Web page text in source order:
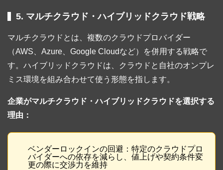
5. マルチクラウド・ハイブリッドクラウド戦略
マルチクラウドとは、複数のクラウドプロバイダー
（AWS、Azure、Google Cloudなど）を併用する戦略で
す。ハイブリッドクラウドは、クラウドと自社のオンプレ
ミス環境を組み合わせて使う形態を指します。
企業がマルチクラウド・ハイブリッドクラウドを選択する
理由：
ベンダーロックインの回避：特定のクラウドプロ
バイダーへの依存を減らし、値上げや契約条件変
更の際に交渉力を維持